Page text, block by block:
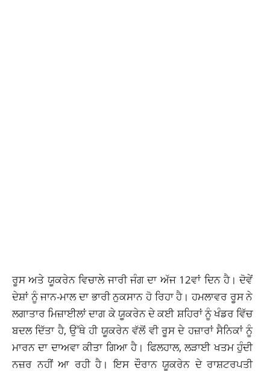
ਰੂਸ ਅਤੇ ਯੂਕਰੇਨ ਵਿਚਾਲੇ ਜਾਰੀ ਜੰਗ ਦਾ ਅੱਜ 12ਵਾਂ ਦਿਨ ਹੈ। ਦੋਵੇਂ
ਦੇਸ਼ਾਂ ਨੂੰ ਜਾਨ-ਮਾਲ ਦਾ ਭਾਰੀ ਨੁਕਸਾਨ ਹੋ ਰਿਹਾ ਹੈ। ਹਮਲਾਵਰ ਰੂਸ ਨੇ
ਲਗਾਤਾਰ ਮਿਜ਼ਾਈਲਾਂ ਦਾਗ ਕੇ ਯੂਕਰੇਨ ਦੇ ਕਈ ਸ਼ਹਿਰਾਂ ਨੂੰ ਖੰਡਰ ਵਿੱਚ
ਬਦਲ ਦਿੱਤਾ ਹੈ, ਉੱਥੇ ਹੀ ਯੂਕਰੇਨ ਵੱਲੋਂ ਵੀ ਰੂਸ ਦੇ ਹਜ਼ਾਰਾਂ ਸੈਨਿਕਾਂ ਨੂੰ
ਮਾਰਨ ਦਾ ਦਾਅਵਾ ਕੀਤਾ ਗਿਆ ਹੈ। ਫਿਲਹਾਲ, ਲੜਾਈ ਖਤਮ ਹੁੰਦੀ
ਨਜ਼ਰ ਨਹੀਂ ਆ ਰਹੀ ਹੈ। ਇਸ ਦੌਰਾਨ ਯੂਕਰੇਨ ਦੇ ਰਾਸ਼ਟਰਪਤੀ